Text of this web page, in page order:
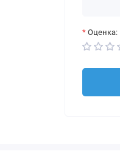
Оценка: